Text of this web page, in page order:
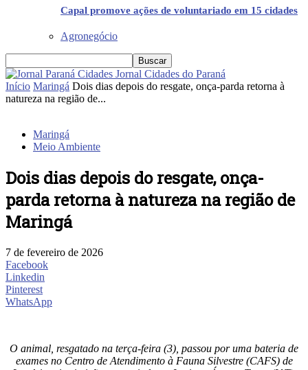
Capal promove ações de voluntariado em 15 cidades
Agronegócio
Jornal Cidades do Paraná
Início Maringá Dois dias depois do resgate, onça-parda retorna à
natureza na região de...
Maringá
Meio Ambiente
Dois dias depois do resgate, onça-
parda retorna à natureza na região de
Maringá
7 de fevereiro de 2026
Facebook
Linkedin
Pinterest
WhatsApp
O animal, resgatado na terça-feira (3), passou por uma bateria de
exames no Centro de Atendimento à Fauna Silvestre (CAFS) de